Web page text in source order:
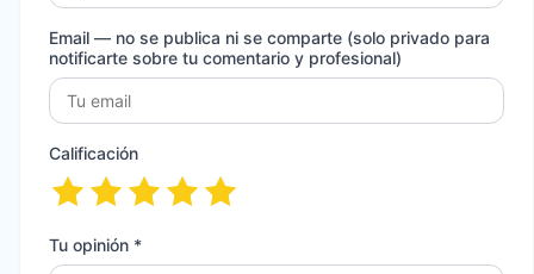
Email — no se publica ni se comparte (solo privado para
notificarte sobre tu comentario y profesional)
Calificación
Tu opinión *